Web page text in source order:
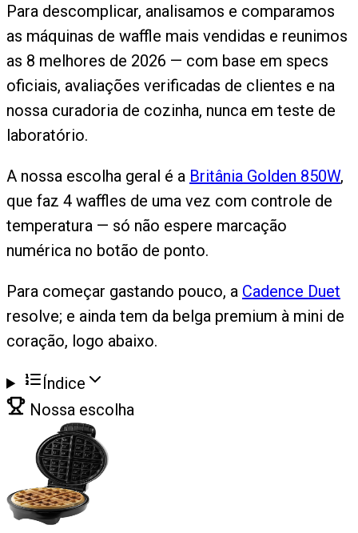
Para descomplicar, analisamos e comparamos
as máquinas de waffle mais vendidas e reunimos
as 8 melhores de 2026 — com base em specs
oficiais, avaliações verificadas de clientes e na
nossa curadoria de cozinha, nunca em teste de
laboratório.
A nossa escolha geral é a Britânia Golden 850W,
que faz 4 waffles de uma vez com controle de
temperatura — só não espere marcação
numérica no botão de ponto.
Para começar gastando pouco, a Cadence Duet
resolve; e ainda tem da belga premium à mini de
coração, logo abaixo.
Índice
Nossa escolha